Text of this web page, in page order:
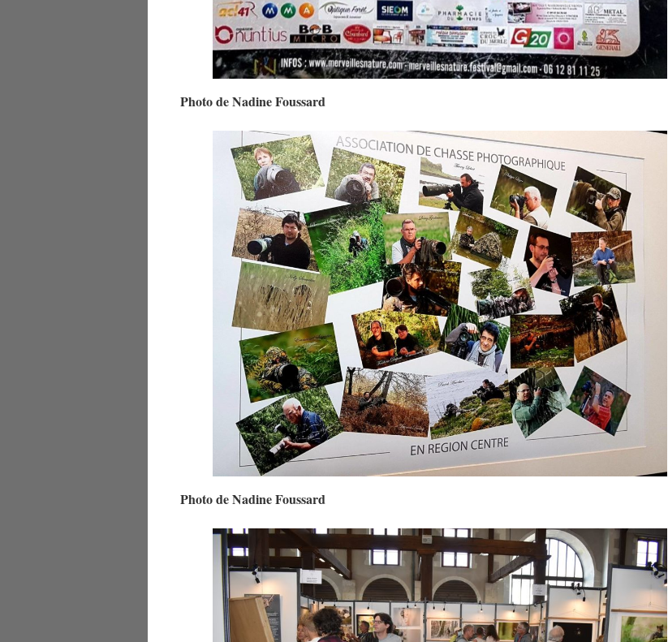
Photo de Nadine Foussard
Photo de Nadine Foussard